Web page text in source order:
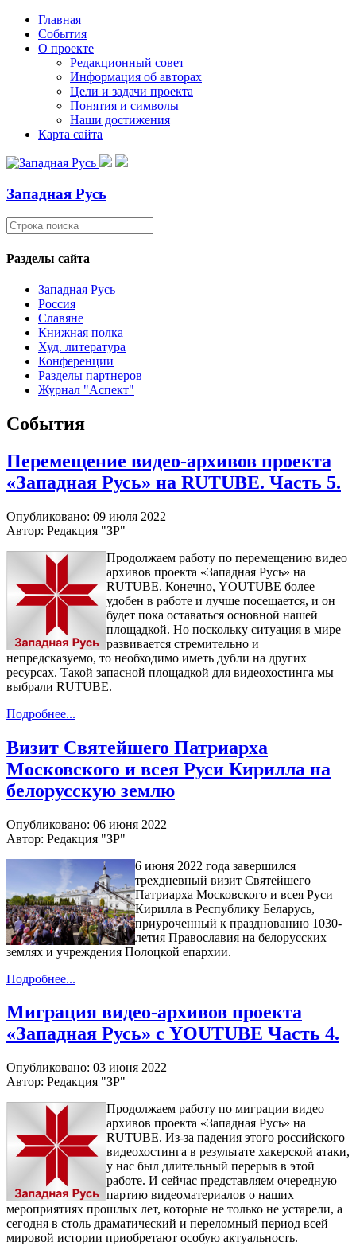
Главная
События
О проекте
Редакционный совет
Информация об авторах
Цели и задачи проекта
Понятия и символы
Наши достижения
Карта сайта
Западная Русь
Разделы сайта
Западная Русь
Россия
Славяне
Книжная полка
Худ. литература
Конференции
Разделы партнеров
Журнал "Аспект"
События
Перемещение видео-архивов проекта
«Западная Русь» на RUTUBE. Часть 5.
Опубликовано: 09 июля 2022
Автор: Редакция "ЗР"
Продолжаем работу по перемещению видео
архивов проекта «Западная Русь» на
RUTUBE. Конечно, YOUTUBE более
удобен в работе и лучше посещается, и он
будет пока оставаться основной нашей
площадкой. Но поскольку ситуация в мире
развивается стремительно и
непредсказуемо, то необходимо иметь дубли на других
ресурсах. Такой запасной площадкой для видеохостинга мы
выбрали RUTUBE.
Подробнее...
Визит Святейшего Патриарха
Московского и всея Руси Кирилла на
белорусскую землю
Опубликовано: 06 июня 2022
Автор: Редакция "ЗР"
6 июня 2022 года завершился
трехдневный визит Святейшего
Патриарха Московского и всея Руси
Кирилла в Республику Беларусь,
приуроченный к празднованию 1030-
летия Православия на белорусских
землях и учреждения Полоцкой епархии.
Подробнее...
Миграция видео-архивов проекта
«Западная Русь» с YOUTUBE Часть 4.
Опубликовано: 03 июня 2022
Автор: Редакция "ЗР"
Продолжаем работу по миграции видео
архивов проекта «Западная Русь» на
RUTUBE. Из-за падения этого российского
видеохостинга в результате хакерской атаки,
у нас был длительный перерыв в этой
работе. И сейчас представляем очередную
партию видеоматериалов о наших
мероприятиях прошлых лет, которые не только не устарели, а
сегодня в столь драматический и переломный период всей
мировой истории приобретают особую актуальность.